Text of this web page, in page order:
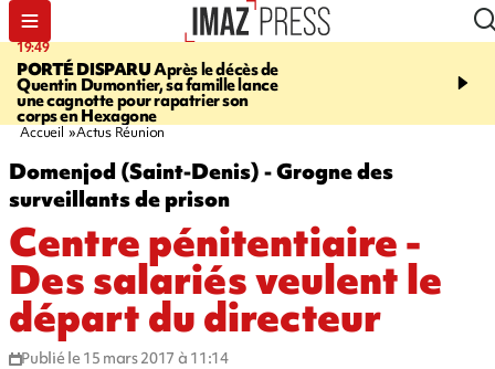
19:49
PORTÉ DISPARUAprès le décès de
Quentin Dumontier, sa famille lance
une cagnotte pour rapatrier son
corps en Hexagone
19:05
chute de 6 mètres lors
Accueil Actus Réunion
Domenjod (Saint-Denis) - Grogne des
surveillants de prison
Centre pénitentiaire -
Des salariés veulent le
départ du directeur
Publié le 15 mars 2017 à 11:14